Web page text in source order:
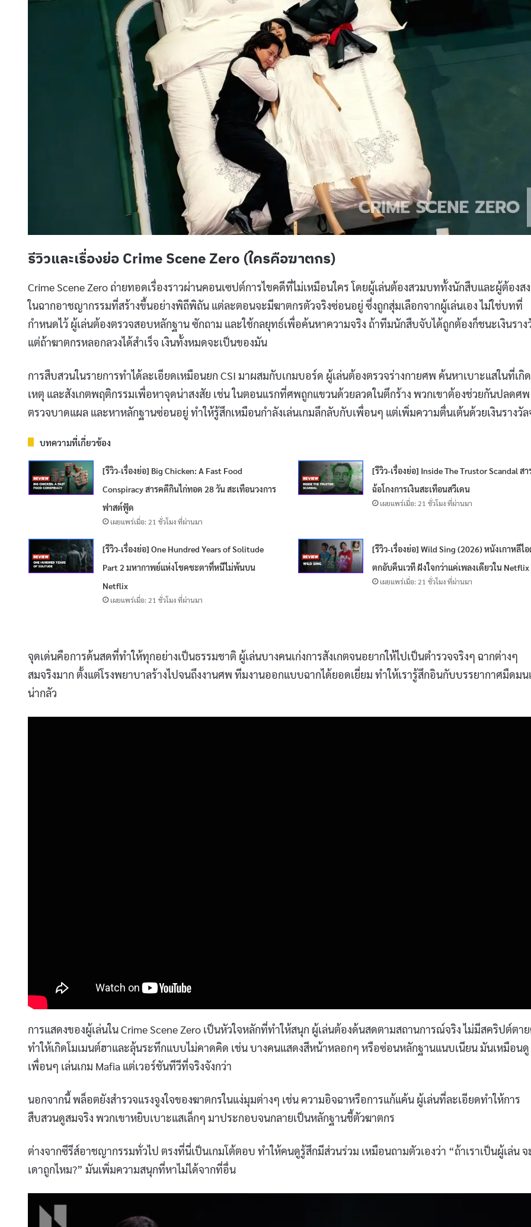
รีวิวและเรื่องย่อ Crime Scene Zero (ใครคือฆาตกร)
Crime Scene Zero ถ่ายทอดเรื่องราวผ่านคอนเซปต์การไขคดีที่ไม่เหมือนใคร โดยผู้เล่นต้องสวมบททั้งนักสืบและผู้ต้องส
ในฉากอาชญากรรมที่สร้างขึ้นอย่างพิถีพิถัน แต่ละตอนจะมีฆาตกรตัวจริงซ่อนอยู่ ซึ่งถูกสุ่มเลือกจากผู้เล่นเอง ไม่ใช่บทที่
กำหนดไว้ ผู้เล่นต้องตรวจสอบหลักฐาน ซักถาม และใช้กลยุทธ์เพื่อค้นหาความจริง ถ้าทีมนักสืบจับได้ถูกต้องก็ชนะเงินราง
แต่ถ้าฆาตกรหลอกลวงได้สำเร็จ เงินทั้งหมดจะเป็นของมัน
การสืบสวนในรายการทำได้ละเอียดเหมือนยก CSI มาผสมกับเกมบอร์ด ผู้เล่นต้องตรวจร่างกายศพ ค้นหาเบาะแสในที่เกิด
เหตุ และสังเกตพฤติกรรมเพื่อหาจุดน่าสงสัย เช่น ในตอนแรกที่ศพถูกแขวนด้วยลวดในตึกร้าง พวกเขาต้องช่วยกันปลดศพ
ตรวจบาดแผล และหาหลักฐานซ่อนอยู่ ทำให้รู้สึกเหมือนกำลังเล่นเกมลึกลับกับเพื่อนๆ แต่เพิ่มความตื่นเต้นด้วยเงินรางวัล
บทความที่เกี่ยวข้อง
[รีวิว-เรื่องย่อ] Big Chicken: A Fast Food
Conspiracy สารคดีกินไก่ทอด 28 วัน สะเทือนวงการ
ฟาสต์ฟู้ด
เผยแพร่เมื่อ: 21 ชั่วโมง ที่ผ่านมา
[รีวิว-เรื่องย่อ] Inside The Trustor Scandal ส
ฉ้อโกงการเงินสะเทือนสวีเดน
เผยแพร่เมื่อ: 21 ชั่วโมง ที่ผ่านมา
[รีวิว-เรื่องย่อ] One Hundred Years of Solitude
Part 2 มหากาพย์แห่งโชคชะตาที่หนีไม่พ้นบน
Netflix
เผยแพร่เมื่อ: 21 ชั่วโมง ที่ผ่านมา
[รีวิว-เรื่องย่อ] Wild Sing (2026) หนังเกาหลีไ
ตกอับคืนเวที ฝังใจกว่าแค่เพลงเดียวใน Netflix
เผยแพร่เมื่อ: 21 ชั่วโมง ที่ผ่านมา
จุดเด่นคือการด้นสดที่ทำให้ทุกอย่างเป็นธรรมชาติ ผู้เล่นบางคนเก่งการสังเกตจนอยากให้ไปเป็นตำรวจจริงๆ ฉากต่างๆ
สมจริงมาก ตั้งแต่โรงพยาบาลร้างไปจนถึงงานศพ ทีมงานออกแบบฉากได้ยอดเยี่ยม ทำให้เรารู้สึกอินกับบรรยากาศมืดมน
น่ากลัว
การแสดงของผู้เล่นใน Crime Scene Zero เป็นหัวใจหลักที่ทำให้สนุก ผู้เล่นต้องด้นสดตามสถานการณ์จริง ไม่มีสคริปต์ตา
ทำให้เกิดโมเมนต์ฮาและลุ้นระทึกแบบไม่คาดคิด เช่น บางคนแสดงสีหน้าหลอกๆ หรือซ่อนหลักฐานแนบเนียน มันเหมือนดู
เพื่อนๆ เล่นเกม Mafia แต่เวอร์ชันทีวีที่จริงจังกว่า
นอกจากนี้ พล็อตยังสำรวจแรงจูงใจของฆาตกรในแง่มุมต่างๆ เช่น ความอิจฉาหรือการแก้แค้น ผู้เล่นที่ละเอียดทำให้การ
สืบสวนดูสมจริง พวกเขาหยิบเบาะแสเล็กๆ มาประกอบจนกลายเป็นหลักฐานชี้ตัวฆาตกร
ต่างจากซีรีส์อาชญากรรมทั่วไป ตรงที่นี่เป็นเกมโต้ตอบ ทำให้คนดูรู้สึกมีส่วนร่วม เหมือนถามตัวเองว่า “ถ้าเราเป็นผู้เล่น จ
เดาถูกไหม?” มันเพิ่มความสนุกที่หาไม่ได้จากที่อื่น